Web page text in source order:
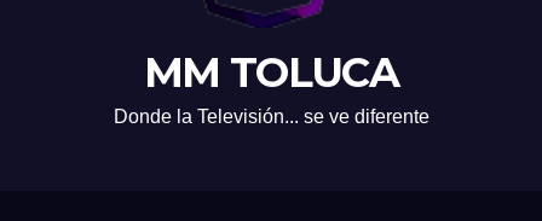
MM TOLUCA
Donde la Televisión... se ve diferente